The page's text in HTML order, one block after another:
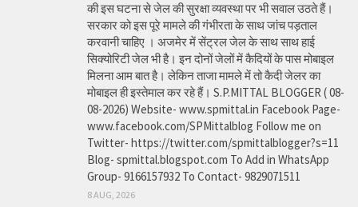
की इस घटना से जेल की सुरक्षा व्यवस्था पर भी सवाल उठते हैं।
सरकार को इस पूरे मामले की गंभीरता के साथ जांच पड़ताल
करवानी चाहिए । अजमेर में सेंट्रल जेल के साथ साथ हाई
सिक्योरिटी जेल भी है। इन दोनों जेलों में कैदियों के पास मोबाइल
मिलना आम बात है। लेकिन ताजा मामले में तो कैदी जेलर का
मोबाइल ही इस्तेमाल कर रहे हैं। S.P.MITTAL BLOGGER ( 08-
08-2026) Website- www.spmittal.in Facebook Page-
www.facebook.com/SPMittalblog Follow me on
Twitter- https://twitter.com/spmittalblogger?s=11
Blog- spmittal.blogspot.com To Add in WhatsApp
Group- 9166157932 To Contact- 9829071511
8 AUG, 2026